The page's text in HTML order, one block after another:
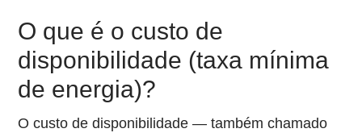
O que é o custo de
disponibilidade (taxa mínima
de energia)?
O custo de disponibilidade — também chamado